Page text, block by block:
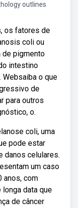
outlines
os fatores de
coli ou
pigmento
intestino
Websaiba o que
de
para outros
o.
coli, uma
pode estar
danos celulares.
um caso
anos, com
data que
de câncer